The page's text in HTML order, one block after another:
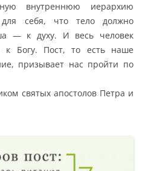
внутреннюю иерархию
себя, что тело должно
— к духу. И весь человек
к Богу. Пост, то есть наше
призывает нас пройти по
святых апостолов Петра и